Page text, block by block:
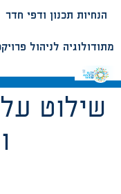
הנחיות תכנון ודפי חדר
מתודולוגיה לניהול
שילוט